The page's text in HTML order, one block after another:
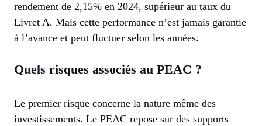
rendement de 2,15% en 2024, supérieur au taux du
Livret A. Mais cette performance n’est jamais garantie
à l’avance et peut fluctuer selon les années.
Quels risques associés au PEAC ?
Le premier risque concerne la nature même des
investissements. Le PEAC repose sur des supports